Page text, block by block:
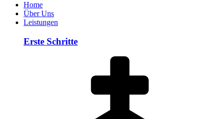
Home
Über Uns
Leistungen
Erste Schritte